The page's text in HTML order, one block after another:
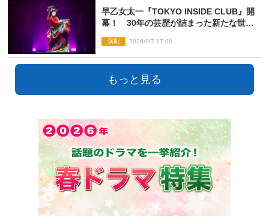
早乙女太一『TOKYO INSIDE CLUB』開
幕！ 30年の芸歴が詰まった新たな世界
演劇 2026/8/7 17:00
もっと見る